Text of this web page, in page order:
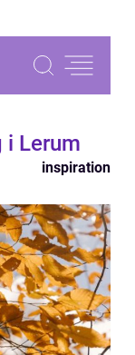
i Lerum
inspiration